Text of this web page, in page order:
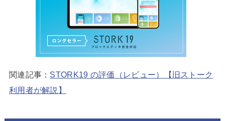
関連記事： STORK19 の評価（レビュー）【旧ストーク
利用者が解説】